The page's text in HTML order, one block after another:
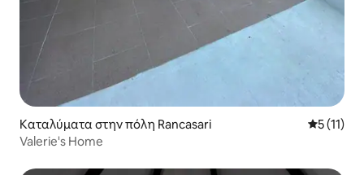
Καταλύματα στην πόλη Rancasari Μέση
5 (11)
Valerie's Home